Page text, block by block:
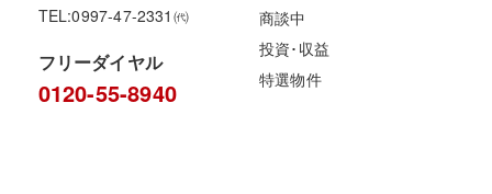
TEL:0997-47-2331㈹
フリーダイヤル
0120-55-8940
商談中
投資･収益
特選物件